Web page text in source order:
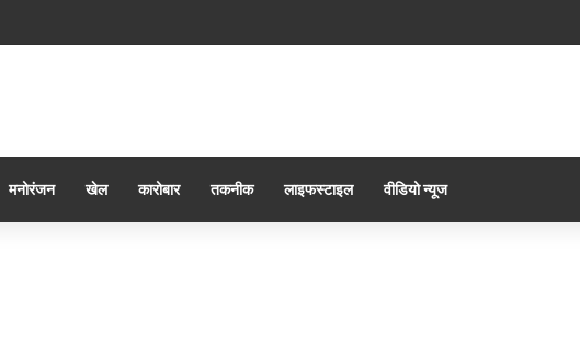
मनोरंजन खेल कारोबार तकनीक लाइफस्टाइल वीडियो न्यूज